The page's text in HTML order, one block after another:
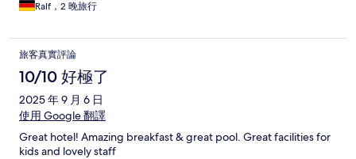
Ralf，2 晚旅行
旅客真實評論
10/10 好極了
2025 年 9 月 6 日
使用 Google 翻譯
Great hotel! Amazing breakfast & great pool. Great facilities for
kids and lovely staff